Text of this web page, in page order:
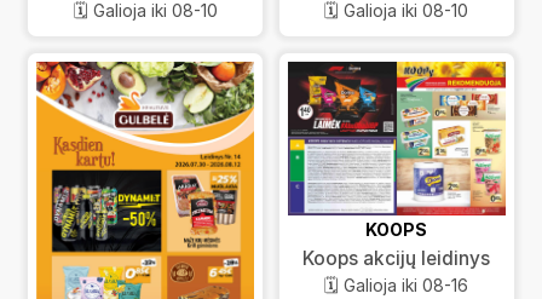
🗓️ Galioja iki 08-10 🗓️ Galioja iki 08-10
KOOPS
Koops akcijų leidinys
🗓️ Galioja iki 08-16